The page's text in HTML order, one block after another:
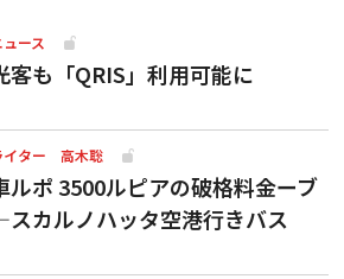
ース
客も「QRIS」利用可能に
イター 高木聡
ルポ 3500ルピアの破格料金ーブ
カルノハッタ空港行きバス